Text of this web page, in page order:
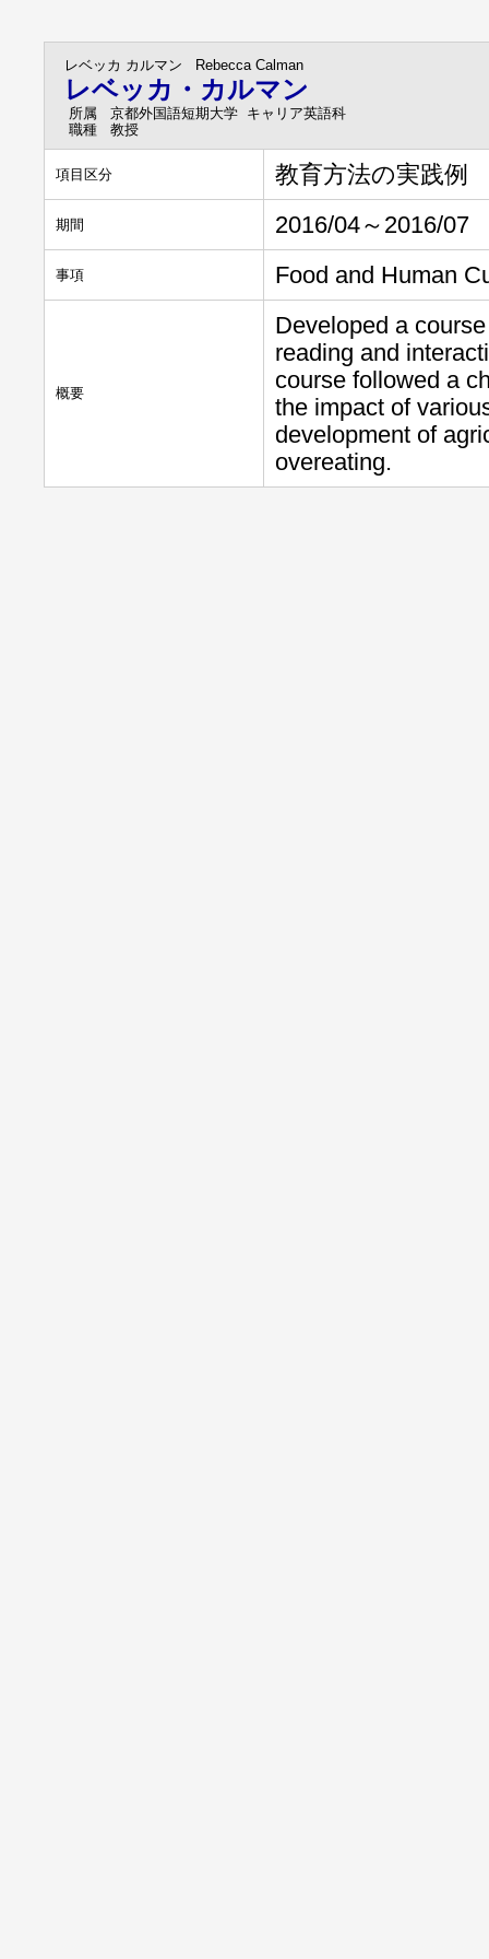
レベッカ カルマン Rebecca Calman
レベッカ・カルマン
所属
京都外国語短期大学 キャリア英語科
職種
教授
項目区分 教育方法の実践例
期間 2016/04～2016/07
事項 Food and Human
概要
Developed a
reading and
course followed a
the impact of
development of
overeating.